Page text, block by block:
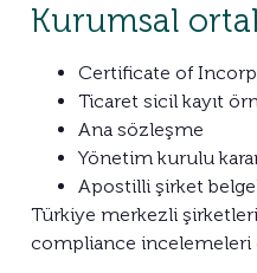
Kurumsal
Certificate of
Ticaret sicil kayıt
Ana sözleşme
Yönetim kurulu
Apostilli şirket
Türkiye merkezli
compliance incelemeleri